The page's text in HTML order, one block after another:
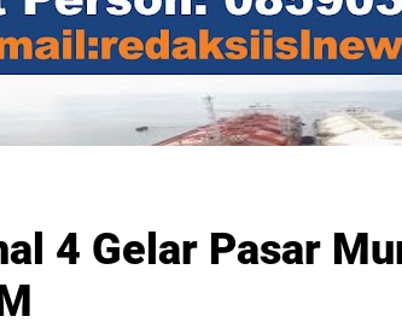
4 Gelar Pasar